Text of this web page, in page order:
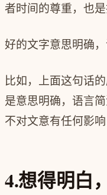
者时间的尊重，也
好的文字意思明确
比如，上面这句话
是意思明确，语言
不对文意有任何影响
4.想得明白